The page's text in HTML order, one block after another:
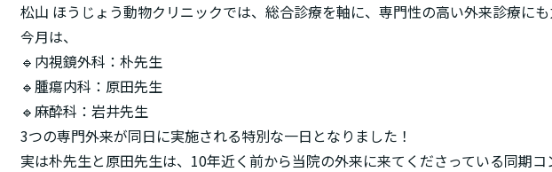
松山 ほうじょう動物クリニックでは、総合診療を軸に、専門性の高い外来診療にも
今月は、
🔹内視鏡外科：朴先生
🔹腫瘍内科：原田先生
🔹麻酔科：岩井先生
3つの専門外来が同日に実施される特別な一日となりました！
実は朴先生と原田先生は、10年近く前から当院の外来に来てくださっている同期コ